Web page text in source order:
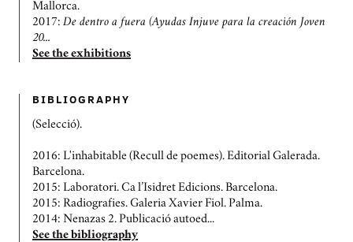
Mallorca.
2017: De dentro a fuera (Ayudas Injuve para la creación Joven
20...
See the exhibitions
BIBLIOGRAPHY
(Selecció).
2016: L'inhabitable (Recull de poemes). Editorial Galerada.
Barcelona.
2015: Laboratori. Ca l’Isidret Edicions. Barcelona.
2015: Radiografies. Galeria Xavier Fiol. Palma.
2014: Nenazas 2. Publicació autoed...
See the bibliography